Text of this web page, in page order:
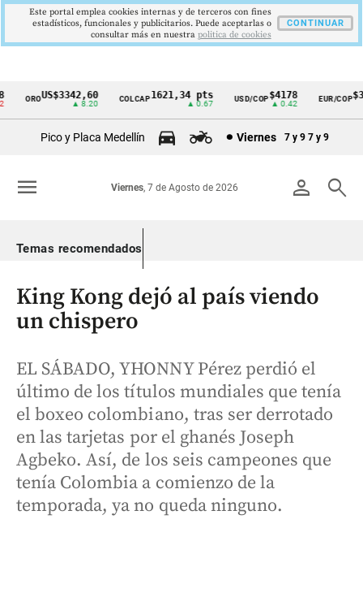
Cintillo
Colombia
OROUS$3342,60
▲ 8.20
COLCAP1621,34 pts
▲ 0.67
USD/COP$4178
▲ 0.42
EUR/COP
Pico y Placa Medellín Viernes 7 y 9 7 y 9
person search
Viernes, 7 de Agosto de 2026
menu
Temas recomendados
King Kong dejó al país viendo
un chispero
EL SÁBADO, YHONNY Pérez perdió el
último de los títulos mundiales que tenía
el boxeo colombiano, tras ser derrotado
en las tarjetas por el ghanés Joseph
Agbeko. Así, de los seis campeones que
tenía Colombia a comienzo de la
temporada, ya no queda ninguno.
Este portal emplea cookies internas y de terceros con fines
estadísticos, funcionales y publicitarios. Puede aceptarlas o
consultar más en nuestra politica de cookies
CONTINUAR